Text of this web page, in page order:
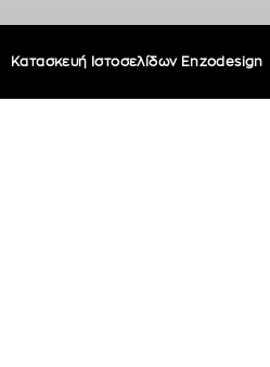
Κατασκευή Ιστοσελίδων Enzodesign